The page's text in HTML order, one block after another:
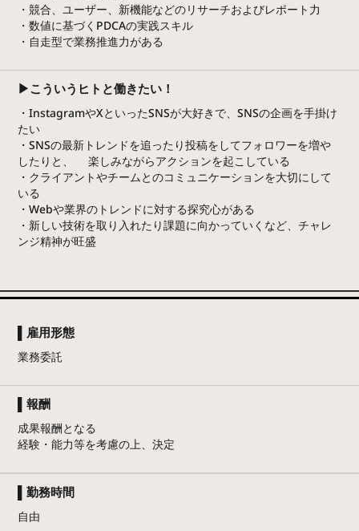
・競合、ユーザー、新機能などのリサーチおよびレポート力
・数値に基づくPDCAの実践スキル
・自走型で業務推進力がある
▶こういうヒトと働きたい！
・InstagramやXといったSNSが大好きで、SNSの企画を手掛け
たい
・SNSの最新トレンドを追ったり投稿をしてフォロワーを増や
したりと、 楽しみながらアクションを起こしている
・クライアントやチームとのコミュニケーションを大切にして
いる
・Webや業界のトレンドに対する探究心がある
・新しい技術を取り入れたり課題に向かっていくなど、チャレ
ンジ精神が旺盛
▌雇用形態
業務委託
▌報酬
成果報酬となる
経験・能力等を考慮の上、決定
▌勤務時間
自由